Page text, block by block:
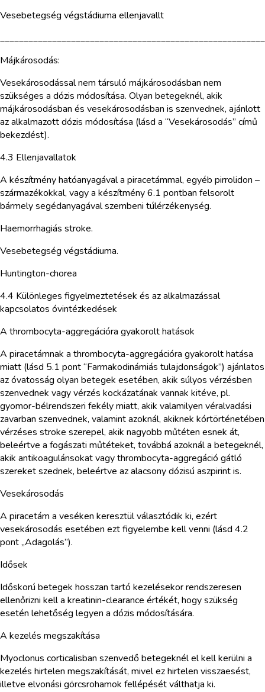
Vesebetegség végstádiuma ellenjavallt
Májkárosodás:
Vesekárosodással nem társuló májkárosodásban nem
szükséges a dózis módosítása. Olyan betegeknél, akik
májkárosodásban és vesekárosodásban is szenvednek, ajánlott
az alkalmazott dózis módosítása (lásd a “Vesekárosodás” című
bekezdést).
4.3 Ellenjavallatok
A készítmény hatóanyagával a piracetámmal, egyéb pirrolidon –
származékokkal, vagy a készítmény 6.1 pontban felsorolt
bármely segédanyagával szembeni túlérzékenység.
Haemorrhagiás stroke.
Vesebetegség végstádiuma.
Huntington-chorea
4.4 Különleges figyelmeztetések és az alkalmazással
kapcsolatos óvintézkedések
A thrombocyta-aggregációra gyakorolt hatások
A piracetámnak a thrombocyta-aggregációra gyakorolt hatása
miatt (lásd 5.1 pont “Farmakodinámiás tulajdonságok”) ajánlatos
az óvatosság olyan betegek esetében, akik súlyos vérzésben
szenvednek vagy vérzés kockázatának vannak kitéve, pl.
gyomor-bélrendszeri fekély miatt, akik valamilyen véralvadási
zavarban szenvednek, valamint azoknál, akiknek kórtörténetében
vérzéses stroke szerepel, akik nagyobb műtéten esnek át,
beleértve a fogászati műtéteket, továbbá azoknál a betegeknél,
akik antikoagulánsokat vagy thrombocyta-aggregáció gátló
szereket szednek, beleértve az alacsony dózisú aszpirint is.
Vesekárosodás
A piracetám a veséken keresztül választódik ki, ezért
vesekárosodás esetében ezt figyelembe kell venni (lásd 4.2
pont „Adagolás”).
Idősek
Időskorú betegek hosszan tartó kezelésekor rendszeresen
ellenőrizni kell a kreatinin-clearance értékét, hogy szükség
esetén lehetőség legyen a dózis módosítására.
A kezelés megszakítása
Myoclonus corticalisban szenvedő betegeknél el kell kerülni a
kezelés hirtelen megszakítását, mivel ez hirtelen visszaesést,
illetve elvonási görcsrohamok fellépését válthatja ki.